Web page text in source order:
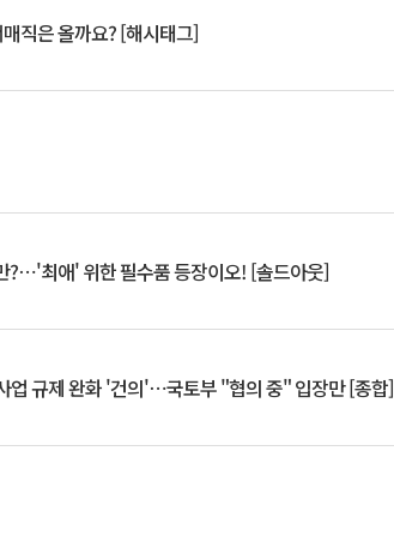
직은 올까요? [해시태그]
?⋯'최애' 위한 필수품 등장이오! [솔드아웃]
업 규제 완화 '건의'⋯국토부 "협의 중" 입장만 [종합]